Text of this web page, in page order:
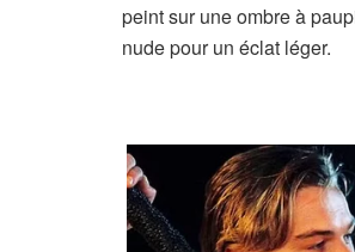
peint sur une ombre à
nude pour un éclat léger.